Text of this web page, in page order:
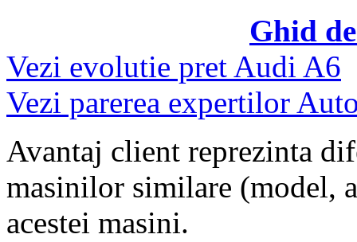
Ghid
Vezi evolutie pret Audi A6
Vezi parerea expertilor
Avantaj client reprezinta
masinilor similare (model,
acestei masini.